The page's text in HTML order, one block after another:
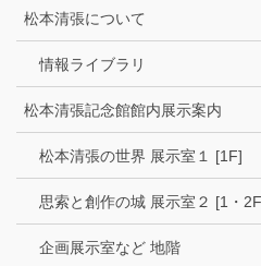
松本清張について
情報ライブラリ
松本清張記念館館内展示案内
松本清張の世界 展示室１ [1F]
思索と創作の城 展示室２ [1・
企画展示室など 地階